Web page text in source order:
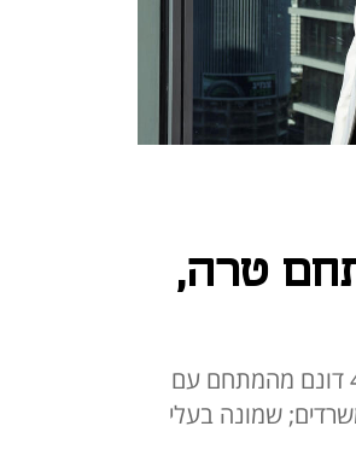
טרה,
המתחם מוקם בתל אביב, כשגב-ים רוכשת למעשה 4.6 דונם מהמתחם עם
מ"ר למגורים ומשרדים; שמונה בעלי